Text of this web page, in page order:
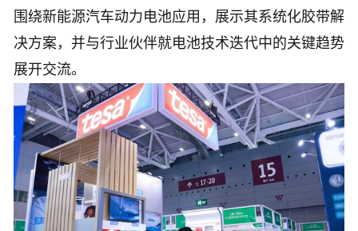
围绕新能源汽车动力电池应用，展示其系统化胶带解
决方案，并与行业伙伴就电池技术迭代中的关键趋势
展开交流。